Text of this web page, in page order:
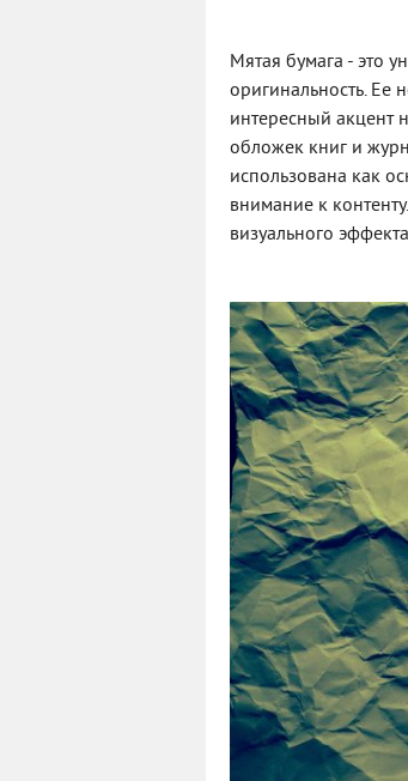
Мятая бумага - это
оригинальность. Ее
интересный акцент
обложек книг и
использована как
внимание к
визуального